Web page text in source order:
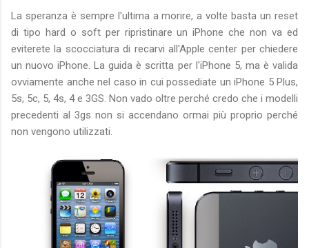
La speranza è sempre l'ultima a morire, a volte basta un reset
di tipo hard o soft per ripristinare un iPhone che non va ed
eviterete la scocciatura di recarvi all'Apple center per chiedere
un nuovo iPhone. La guida è scritta per l'iPhone 5, ma è valida
ovviamente anche nel caso in cui possediate un iPhone 5 Plus,
5s, 5c, 5, 4s, 4 e 3GS. Non vado oltre perché credo che i modelli
precedenti al 3gs non si accendano ormai più proprio perché
non vengono utilizzati.